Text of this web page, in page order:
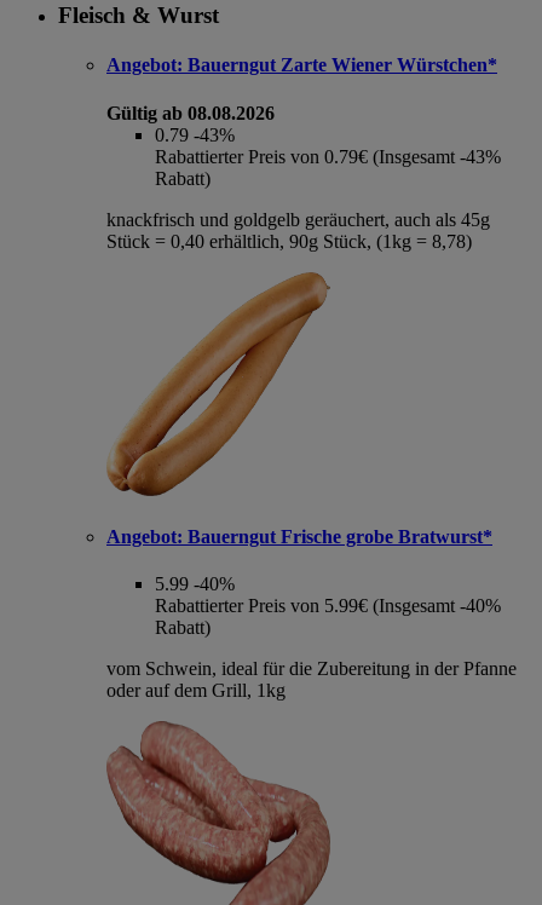
Fleisch & Wurst
Angebot: Bauerngut Zarte Wiener Würstchen*
Gültig ab 08.08.2026
0.79 -43%
Rabattierter Preis von 0.79€ (Insgesamt -43%
Rabatt)
knackfrisch und goldgelb geräuchert, auch als 45g
Stück = 0,40 erhältlich, 90g Stück, (1kg = 8,78)
Angebot: Bauerngut Frische grobe Bratwurst*
5.99 -40%
Rabattierter Preis von 5.99€ (Insgesamt -40%
Rabatt)
vom Schwein, ideal für die Zubereitung in der Pfanne
oder auf dem Grill, 1kg